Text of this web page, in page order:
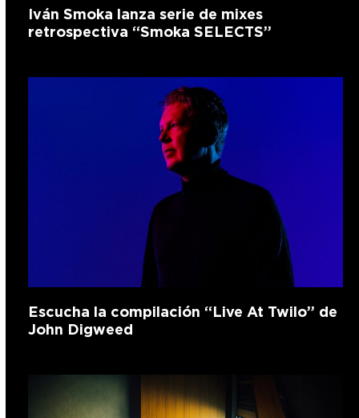
Iván Smoka lanza serie de mixes
retrospectiva “Smoka SELECTS”
Escucha la compilación “Live At Twilo” de
John Digweed